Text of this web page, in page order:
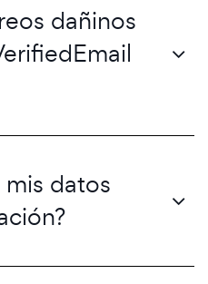
dañinos
datos